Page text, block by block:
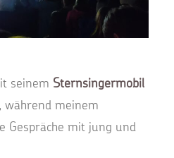
seinem Sternsingermobil
meinem
Gespräche mit jung und